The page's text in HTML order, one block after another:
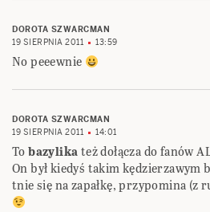
DOROTA SZWARCMAN
19 SIERPNIA 2011
13:59
No peeewnie
DOROTA SZWARCMAN
19 SIERPNIA 2011
14:01
Tobazylikateż dołącza do fanów
On był kiedyś takim kędzierzawym
tnie się na zapałkę, przypomina (z